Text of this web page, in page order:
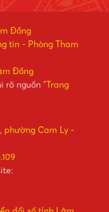
Đồng
tin - Phòng Tham
Đồng
rõ nguồn "Trang
phường Cam Ly -